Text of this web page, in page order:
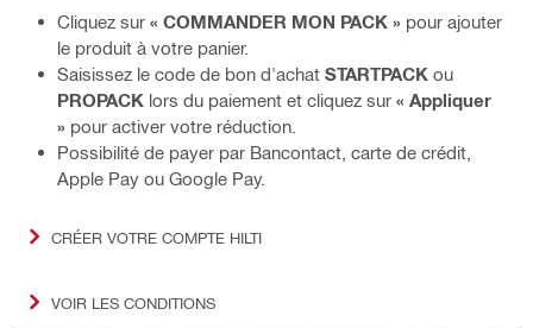
Cliquez sur « COMMANDER MON PACK » pour ajouter
le produit à votre panier.
Saisissez le code de bon d'achat STARTPACK ou
PROPACK lors du paiement et cliquez sur « Appliquer
» pour activer votre réduction.
Possibilité de payer par Bancontact, carte de crédit,
Apple Pay ou Google Pay.
CRÉER VOTRE COMPTE HILTI
VOIR LES CONDITIONS